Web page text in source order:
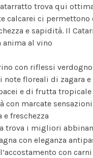
trova qui
calcarei ci permettono
e sapidità. Il
anima al vino
con riflessi
note floreali di zagara
e di frutta tropicale
con marcate
freschezza
trova i migliori
con eleganza
con